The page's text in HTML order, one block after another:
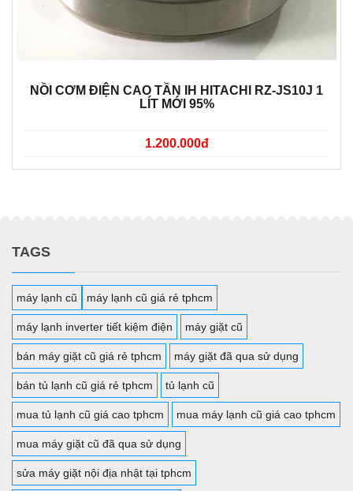
NỒI CƠM ĐIỆN CAO TẦN IH HITACHI RZ-JS10J 1
LÍT MỚI 95%
1.200.000đ
TAGS
máy lạnh cũ máy lạnh cũ giá rẻ tphcm
máy lạnh inverter tiết kiệm điện máy giặt cũ
bán máy giặt cũ giá rẻ tphcm máy giặt đã qua sử dụng
bán tủ lạnh cũ giá rẻ tphcm tủ lạnh cũ
mua tủ lạnh cũ giá cao tphcm mua máy lạnh cũ giá cao tphcm
mua máy giặt cũ đã qua sử dụng
sửa máy giặt nội địa nhật tại tphcm